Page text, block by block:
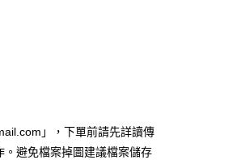
」，下單前請先詳讀傳
避免檔案掉圖建議檔案儲存